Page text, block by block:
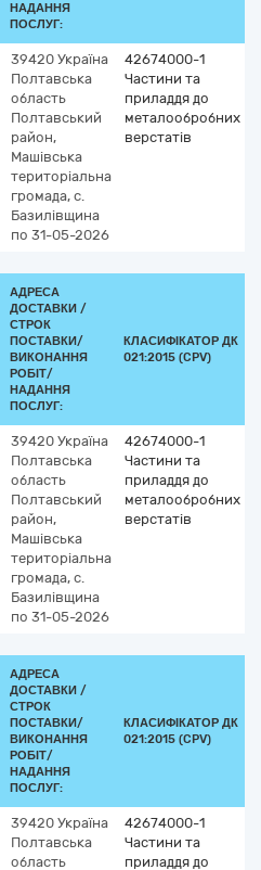
НАДАННЯ
ПОСЛУГ:
39420 Україна
Полтавська
область
Полтавський
район,
Машівська
територіальна
громада, с.
Базилівщина
по 31-05-2026
42674000-1
Частини та
приладдя до
металообробних
верстатів
АДРЕСА
ДОСТАВКИ /
СТРОК
ПОСТАВКИ/
ВИКОНАННЯ
РОБІТ/
НАДАННЯ
ПОСЛУГ:
КЛАСИФІКАТОР ДК
021:2015 (CPV)
39420 Україна
Полтавська
область
Полтавський
район,
Машівська
територіальна
громада, с.
Базилівщина
по 31-05-2026
42674000-1
Частини та
приладдя до
металообробних
верстатів
АДРЕСА
ДОСТАВКИ /
СТРОК
ПОСТАВКИ/
ВИКОНАННЯ
РОБІТ/
НАДАННЯ
ПОСЛУГ:
КЛАСИФІКАТОР ДК
021:2015 (CPV)
39420 Україна
Полтавська
область
42674000-1
Частини та
приладдя до